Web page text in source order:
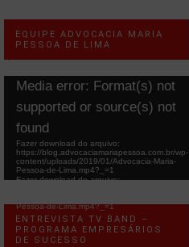
EQUIPE ADVOCACIA MARIA
PESSOA DE LIMA
Tocador
vídeo
Media error: Format(s) not
supported or source(s) not
found
Fazer download do arquivo:
https://blog.advocaciamariapessoa.com.br/wp-
content/uploads/2019/01/Advocacia-Maria-
Pessoa-de-Lima.mp4?_=1
Fazer download do arquivo:
Pessoa-de-Lima.mp4?_=1
ENTREVISTA TV BAND –
PROGRAMA EMPRESÁRIOS
DE SUCESSO